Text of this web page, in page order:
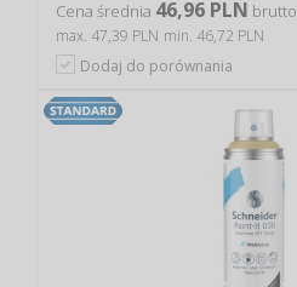
Cena średnia 46,96 PLN brutto
max. 47,39 PLN min. 46,72 PLN
Dodaj do porównania